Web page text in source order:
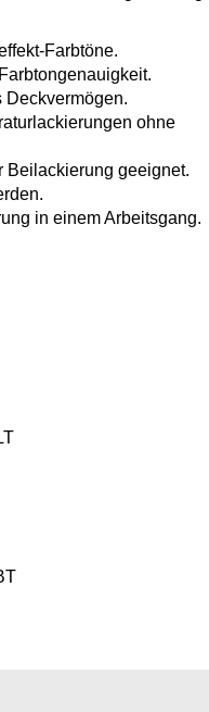
Farbtöne.
ohne
Beilackierung geeignet.
in einem Arbeitsgang.